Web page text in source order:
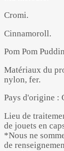
Cromi.
Cinnamoroll.
Pom Pom
Matériaux du
nylon, fer.
Pays d'origine :
Lieu de
de jouets en
*Nous ne
de